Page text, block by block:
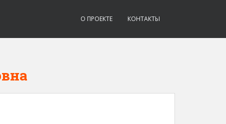
О ПРОЕКТЕ КОНТАКТЫ